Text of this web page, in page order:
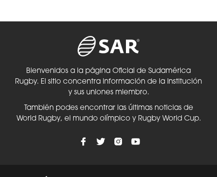
Bienvenidos a la página Oficial de Sudamérica
Rugby. El sitio concentra información de la Institución
y sus uniones miembro.
También podes encontrar las últimas noticias de
World Rugby, el mundo olímpico y Rugby World Cup.